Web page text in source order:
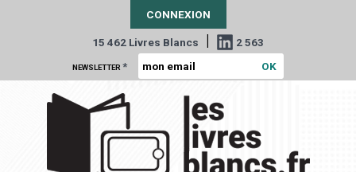
CONNEXION
15 462 Livres Blancs | 2 563
NEWSLETTER *